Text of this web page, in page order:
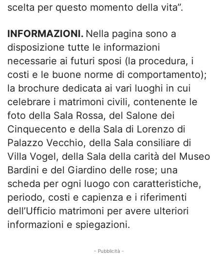
scelta per questo momento della vita”.
INFORMAZIONI. Nella pagina sono a
disposizione tutte le informazioni
necessarie ai futuri sposi (la procedura, i
costi e le buone norme di comportamento);
la brochure dedicata ai vari luoghi in cui
celebrare i matrimoni civili, contenente le
foto della Sala Rossa, del Salone dei
Cinquecento e della Sala di Lorenzo di
Palazzo Vecchio, della Sala consiliare di
Villa Vogel, della Sala della carità del Museo
Bardini e del Giardino delle rose; una
scheda per ogni luogo con caratteristiche,
periodo, costi e capienza e i riferimenti
dell’Ufficio matrimoni per avere ulteriori
informazioni e spiegazioni.
- Pubblicità -